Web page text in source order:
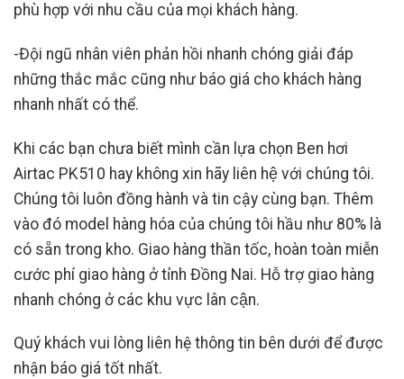
phù hợp với nhu cầu của mọi khách hàng.
-Đội ngũ nhân viên phản hồi nhanh chóng giải đáp
những thắc mắc cũng như báo giá cho khách hàng
nhanh nhất có thể.
Khi các bạn chưa biết mình cần lựa chọn Ben hơi
Airtac PK510 hay không xin hãy liên hệ với chúng tôi.
Chúng tôi luôn đồng hành và tin cậy cùng bạn. Thêm
vào đó model hàng hóa của chúng tôi hầu như 80% là
có sẵn trong kho. Giao hàng thần tốc, hoàn toàn miễn
cước phí giao hàng ở tỉnh Đồng Nai. Hỗ trợ giao hàng
nhanh chóng ở các khu vực lân cận.
Quý khách vui lòng liên hệ thông tin bên dưới để được
nhận báo giá tốt nhất.